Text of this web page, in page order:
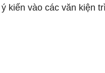
kiến vào các văn kiện